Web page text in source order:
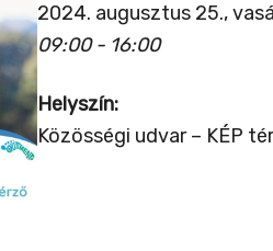
2024. augusztus 25.,
09:00 - 16:00
Helyszín:
Közösségi udvar – KÉP tér